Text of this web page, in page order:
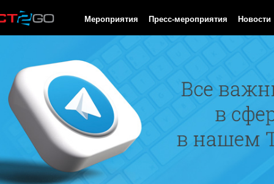
Мероприятия Пресс-мероприятия Новости